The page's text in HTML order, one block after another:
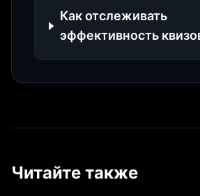
Как отслеживать
эффективность
Читайте также